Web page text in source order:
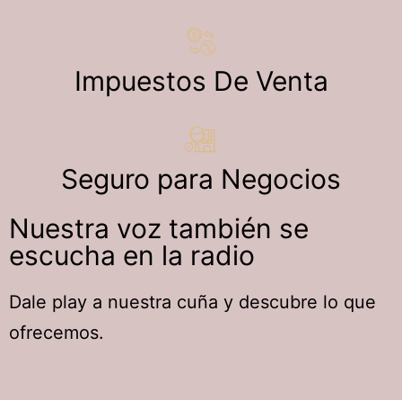
Impuestos De Venta
Seguro para Negocios
Nuestra voz también se
escucha en la radio
Dale play a nuestra cuña y descubre lo que
ofrecemos.